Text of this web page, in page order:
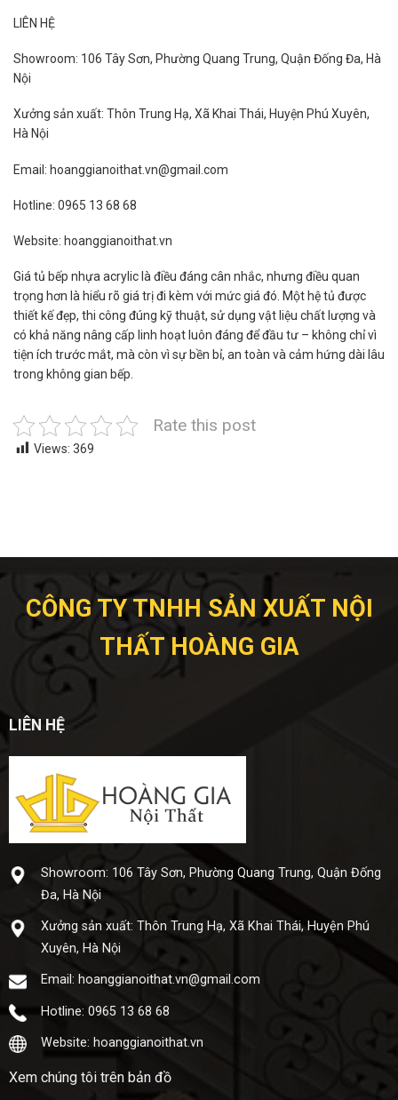
LIÊN HỆ
Showroom: 106 Tây Sơn, Phường Quang Trung, Quận Đống Đa, Hà
Nội
Xưở​ng sả​n xuấ​t: Thôn Trung Hạ, Xã Khai Thái, Huyện Phú Xuyên,
Hà Nội
Email: hoanggianoithat.vn@gmail.com
Hotline: 0965 13 68 68
Website: hoanggianoithat.vn
Giá tủ bếp nhựa acrylic là điều đáng cân nhắc, nhưng điều quan
trọng hơn là hiểu rõ giá trị đi kèm với mức giá đó. Một hệ tủ được
thiết kế đẹp, thi công đúng kỹ thuật, sử dụng vật liệu chất lượng và
có khả năng nâng cấp linh hoạt luôn đáng để đầu tư – không chỉ vì
tiện ích trước mắt, mà còn vì sự bền bỉ, an toàn và cảm hứng dài lâu
trong không gian bếp.
Rate this post
Views: 369
CÔNG TY TNHH SẢN XUẤT NỘI
THẤT HOÀNG GIA
LIÊN HỆ
Showroom: 106 Tây Sơn, Phường Quang Trung, Quận Đống
Đa, Hà Nội
Xưở​ng sả​n xuấ​t: Thôn Trung Hạ, Xã Khai Thái, Huyện Phú
Xuyên, Hà Nội
Email: hoanggianoithat.vn@gmail.com
Hotline: 0965 13 68 68
Website: hoanggianoithat.vn
Xem chúng tôi trên bản đồ